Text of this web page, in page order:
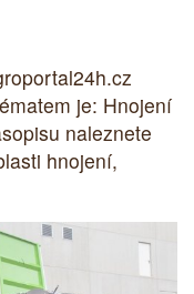
je: Hnojení
naleznete
hnojení,